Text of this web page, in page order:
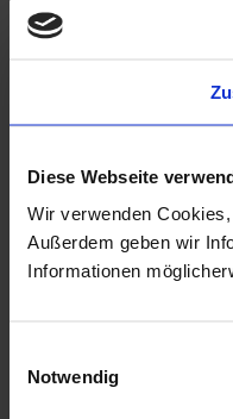
Diese Webseite
Wir verwenden
Außerdem geben wir
Informationen
Notwendig